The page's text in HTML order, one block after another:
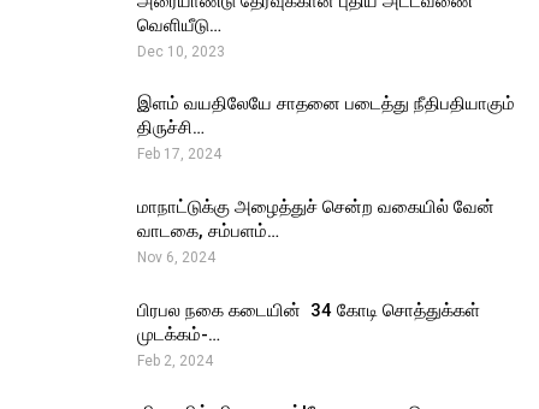
வெளியீடு…
Dec 10, 2023
இளம் வயதிலேயே சாதனை படைத்து நீதிபதியாகும்
திருச்சி…
Feb 17, 2024
மாநாட்டுக்கு அழைத்துச் சென்ற வகையில் வேன்
வாடகை, சம்பளம்…
Nov 6, 2024
பிரபல நகை கடையின் ₹ 34 கோடி சொத்துக்கள்
முடக்கம்-…
Feb 2, 2024